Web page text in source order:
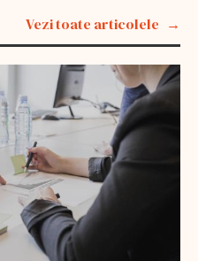
Vezi toate articolele